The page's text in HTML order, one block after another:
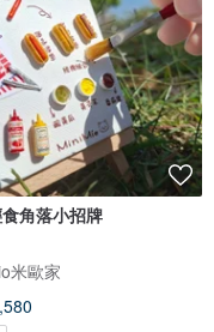
角落小招牌
米歐家